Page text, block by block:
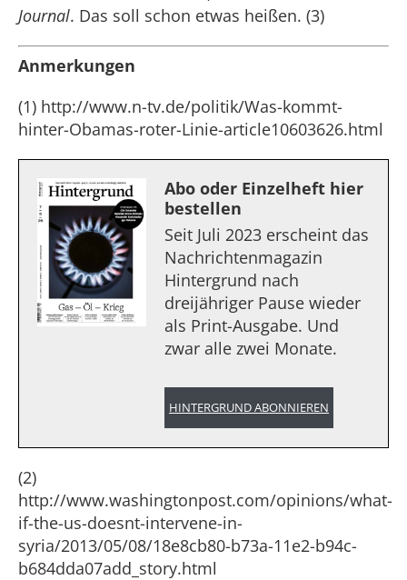
Journal. Das soll schon etwas heißen. (3)
Anmerkungen
(1) http://www.n-tv.de/politik/Was-kommt-
hinter-Obamas-roter-Linie-article10603626.html
Abo oder Einzelheft hier
bestellen
Seit Juli 2023 erscheint das
Nachrichtenmagazin
Hintergrund nach
dreijähriger Pause wieder
als Print-Ausgabe. Und
zwar alle zwei Monate.
HINTERGRUND ABONNIEREN
(2)
http://www.washingtonpost.com/opinions/what-
if-the-us-doesnt-intervene-in-
syria/2013/05/08/18e8cb80-b73a-11e2-b94c-
b684dda07add_story.html